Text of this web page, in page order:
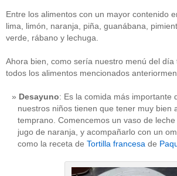
Entre los alimentos con un mayor contenido
lima, limón, naranja, piña, guanábana,
verde, rábano y lechuga.
Ahora bien, como sería nuestro menú del día
todos los alimentos mencionados
Desayuno: Es la comida más importante
nuestros niños tienen que tener muy bien
temprano. Comencemos un vaso de
jugo de naranja, y acompañarlo con un
como la receta de Tortilla francesa de